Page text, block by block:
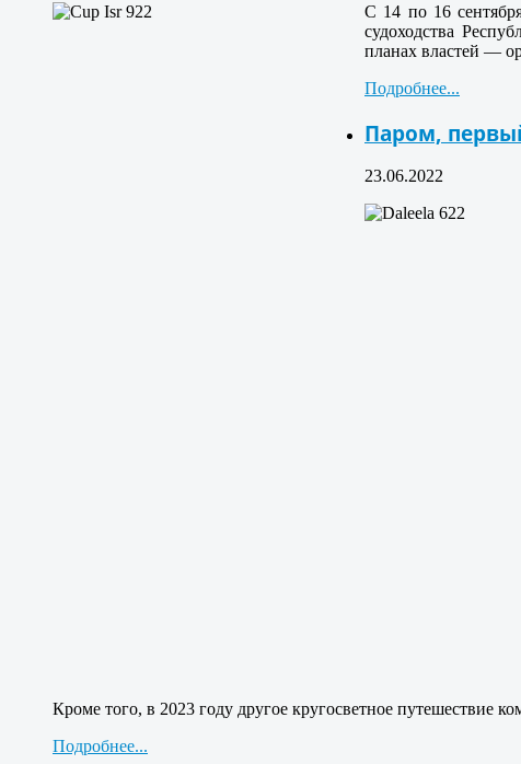
С 14 по 16
судоходства
планах властей —
Подробнее...
Паром,
23.06.2022
Кроме того, в 2023 году другое кругосветное путешествие
Подробнее...